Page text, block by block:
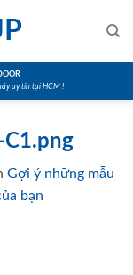
uy tín tại HCM !
C1.png
Gợi ý những mẫu
bạn